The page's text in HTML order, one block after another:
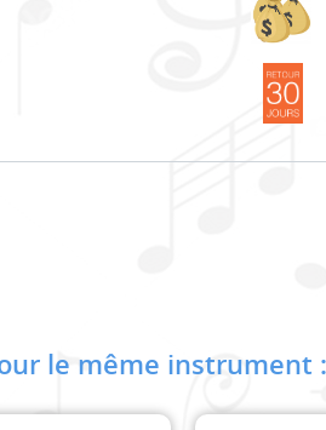
le même instrument :